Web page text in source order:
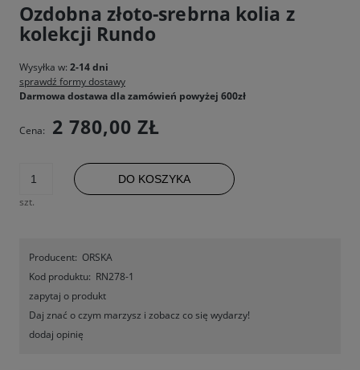
Ozdobna złoto-srebrna kolia z
kolekcji Rundo
Wysyłka w: 2-14 dni
sprawdź formy dostawy
Darmowa dostawa dla zamówień powyżej 600zł
Cena: 2 780,00 ZŁ
szt.
DO KOSZYKA
Producent: ORSKA
Kod produktu: RN278-1
zapytaj o produkt
Daj znać o czym marzysz i zobacz co się wydarzy!
dodaj opinię